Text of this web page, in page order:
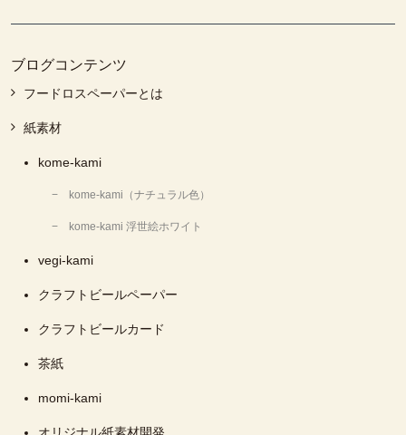
ブログコンテンツ
フードロスペーパーとは
紙素材
kome-kami
kome-kami（ナチュラル色）
kome-kami 浮世絵ホワイト
vegi-kami
クラフトビールペーパー
クラフトビールカード
茶紙
momi-kami